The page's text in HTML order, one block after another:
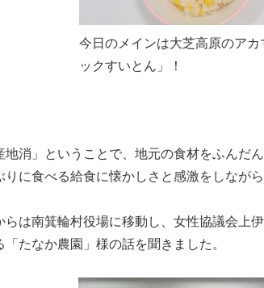
今日のメインは大芝高原のア
ックすいとん」！
地消」ということで、地元の食材をふんだ
りに食べる給食に懐かしさと感激をしなが
らは南箕輪村役場に移動し、女性協議会上
「たなか農園」様の話を聞きました。